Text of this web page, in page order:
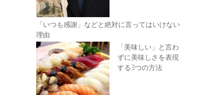
「いつも感謝」などと絶対に言ってはいけない
理由
「美味しい」と言わ
ずに美味しさを表現
する3つの方法